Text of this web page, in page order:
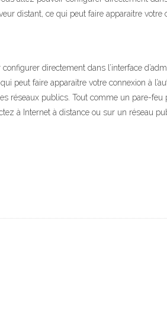
distant, ce qui peut faire apparaitre votre
directement dans l’interface
peut faire apparaitre votre connexion à
réseaux publics. Tout comme un pare-
à Internet à distance ou sur un réseau